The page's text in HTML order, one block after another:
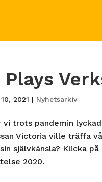
Plays
2021 | Nyhetsarkiv
vi trots pandemin
Victoria ville träffa
självkänsla? Klicka
2020.